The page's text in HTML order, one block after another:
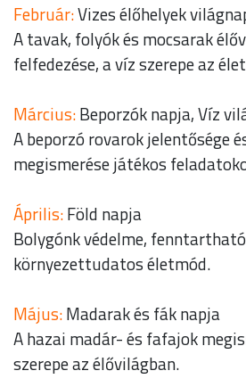
Február:Vizes élőhelyek
A tavak, folyók és mocsarak
felfedezése, a víz szerepe az
Március:Beporzók napja, Víz
A beporzó rovarok jelentősége
megismerése játékos
Április:Föld napja
Bolygónk védelme,
környezettudatos életmód.
Május:Madarak és fák napja
A hazai madár- és fafajok
szerepe az élővilágban.